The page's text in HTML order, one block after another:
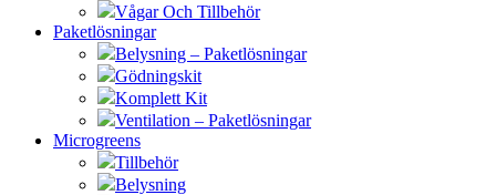
Vågar Och Tillbehör
Paketlösningar
Belysning – Paketlösningar
Gödningskit
Komplett Kit
Ventilation – Paketlösningar
Microgreens
Tillbehör
Belysning